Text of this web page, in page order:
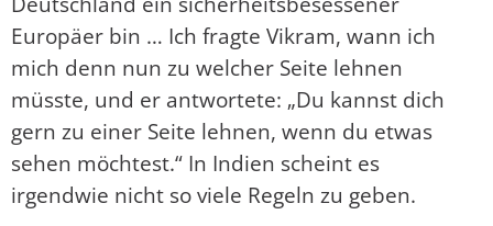
Europäer bin … Ich fragte Vikram, wann ich
mich denn nun zu welcher Seite lehnen
müsste, und er antwortete: „Du kannst dich
gern zu einer Seite lehnen, wenn du etwas
sehen möchtest.“ In Indien scheint es
irgendwie nicht so viele Regeln zu geben.